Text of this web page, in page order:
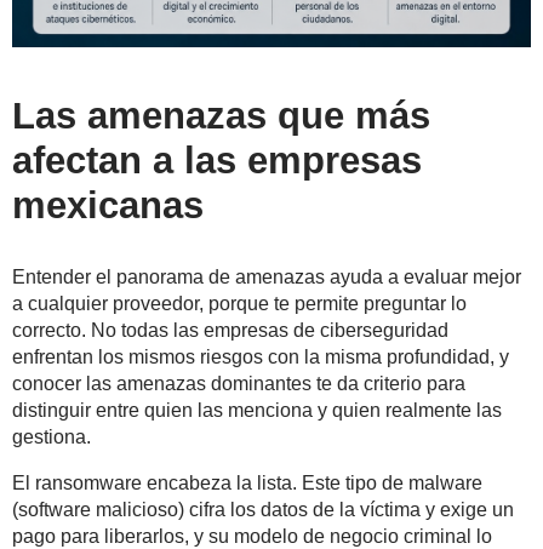
Las amenazas que más
afectan a las empresas
mexicanas
Entender el panorama de amenazas ayuda a evaluar mejor
a cualquier proveedor, porque te permite preguntar lo
correcto. No todas las empresas de ciberseguridad
enfrentan los mismos riesgos con la misma profundidad, y
conocer las amenazas dominantes te da criterio para
distinguir entre quien las menciona y quien realmente las
gestiona.
El ransomware encabeza la lista. Este tipo de malware
(software malicioso) cifra los datos de la víctima y exige un
pago para liberarlos, y su modelo de negocio criminal lo